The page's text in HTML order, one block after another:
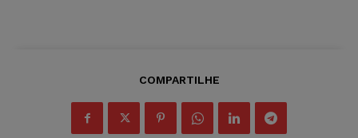
COMPARTILHE